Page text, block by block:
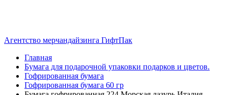
Агентство мерчандайзинга ГифтПак
Главная
Бумага для подарочной упаковки подарков и цветов.
Гофрированная бумага
Гофрированная бумага 60 гр